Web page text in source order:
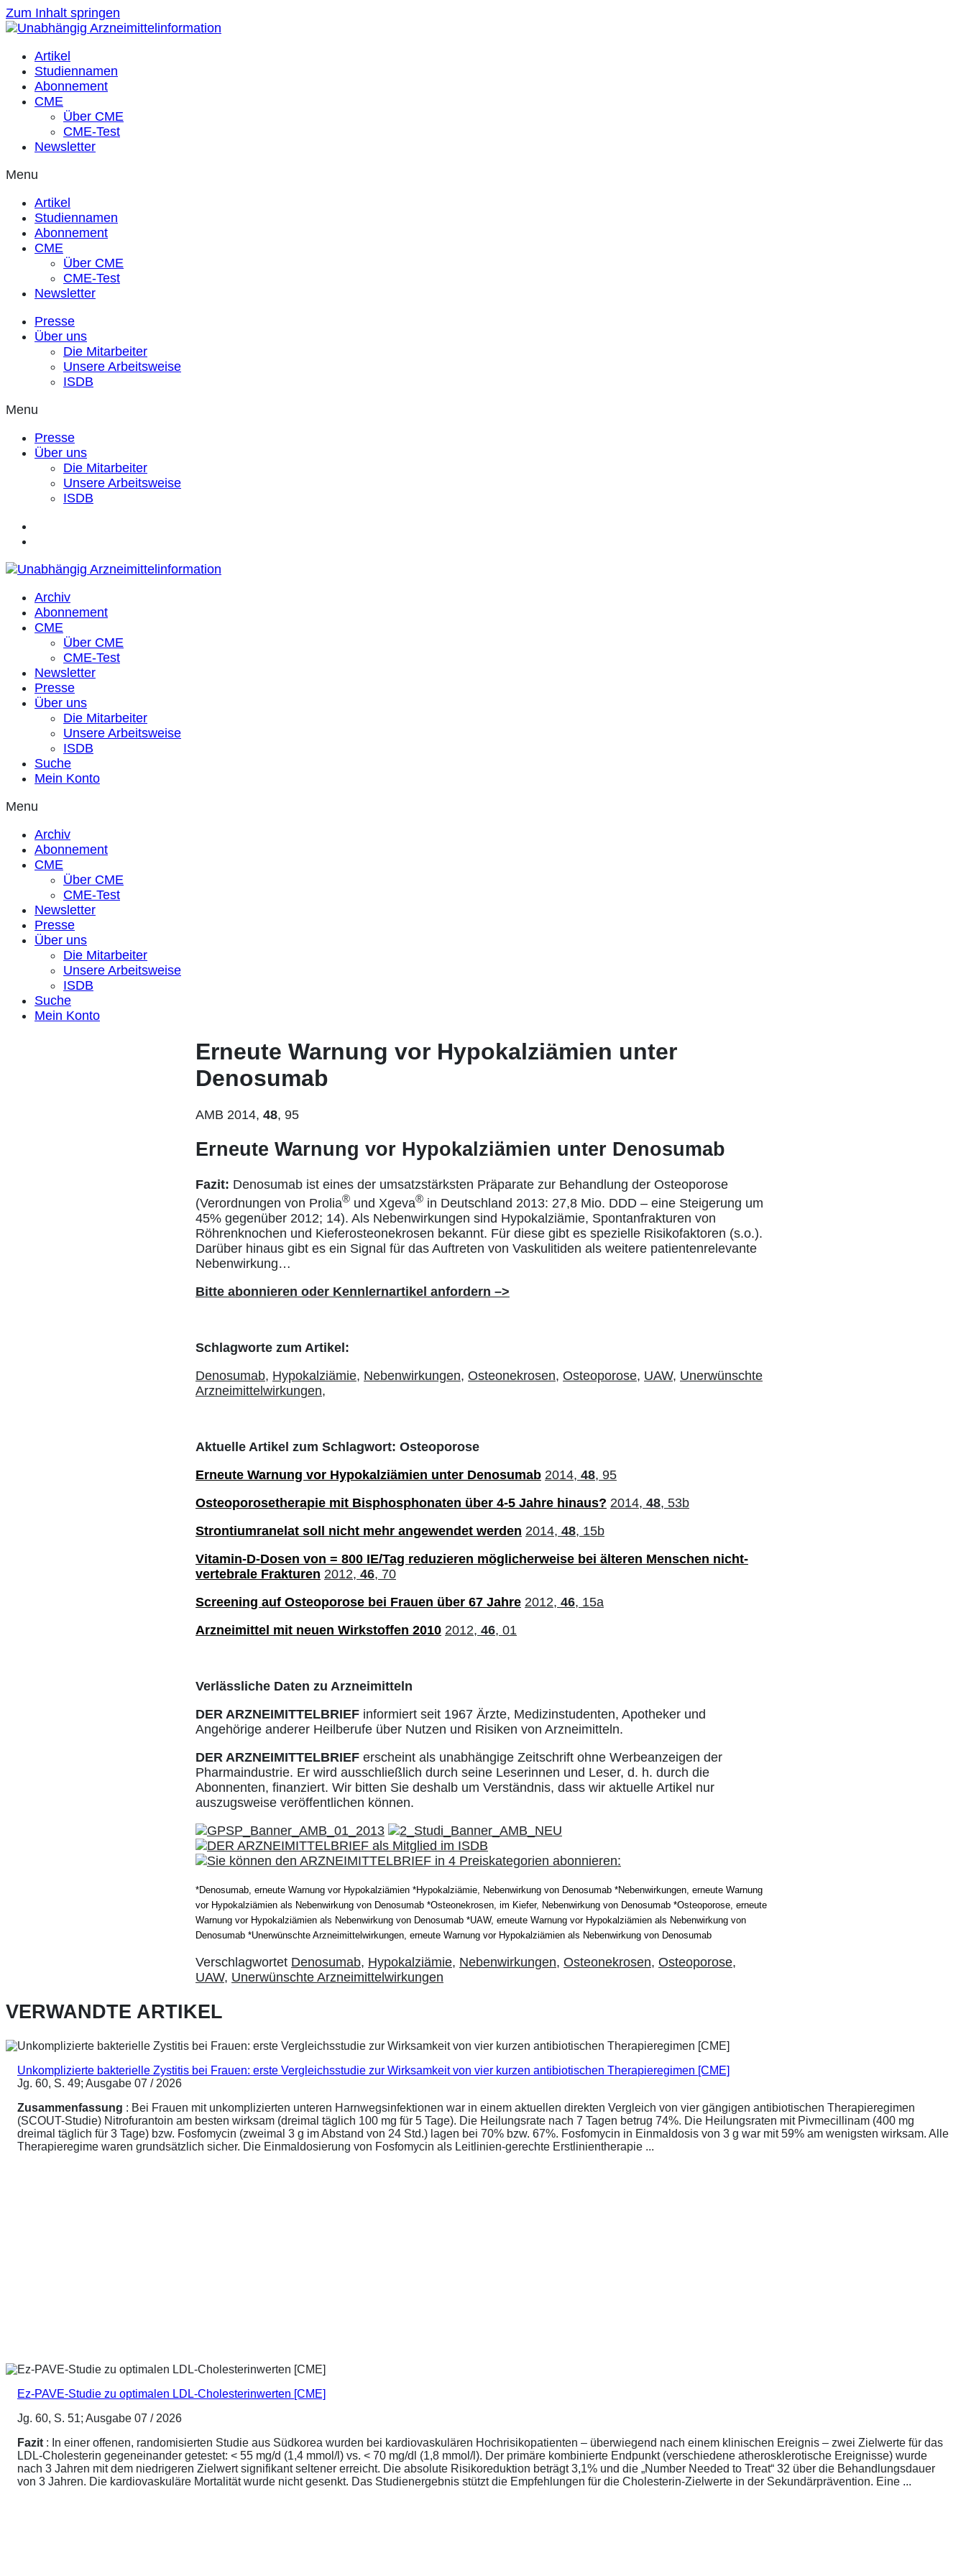
Zum Inhalt springen
Artikel
Studiennamen
Abonnement
CME
Über CME
CME-Test
Newsletter
Menu
Artikel
Studiennamen
Abonnement
CME
Über CME
CME-Test
Newsletter
Presse
Über uns
Die Mitarbeiter
Unsere Arbeitsweise
ISDB
Menu
Presse
Über uns
Die Mitarbeiter
Unsere Arbeitsweise
ISDB
Archiv
Abonnement
CME
Über CME
CME-Test
Newsletter
Presse
Über uns
Die Mitarbeiter
Unsere Arbeitsweise
ISDB
Suche
Mein Konto
Menu
Archiv
Abonnement
CME
Über CME
CME-Test
Newsletter
Presse
Über uns
Die Mitarbeiter
Unsere Arbeitsweise
ISDB
Suche
Mein Konto
Erneute Warnung vor Hypokalziämien unter
Denosumab
AMB 2014, 48, 95
Erneute Warnung vor Hypokalziämien unter Denosumab
Fazit: Denosumab ist eines der umsatzstärksten Präparate zur Behandlung der Osteoporose
(Verordnungen von Prolia® und Xgeva® in Deutschland 2013: 27,8 Mio. DDD – eine Steigerung um
45% gegenüber 2012; 14). Als Nebenwirkungen sind Hypokalziämie, Spontanfrakturen von
Röhrenknochen und Kieferosteonekrosen bekannt. Für diese gibt es spezielle Risikofaktoren (s.o.).
Darüber hinaus gibt es ein Signal für das Auftreten von Vaskulitiden als weitere patientenrelevante
Nebenwirkung…
Bitte abonnieren oder Kennlernartikel anfordern –>
Schlagworte zum Artikel:
Denosumab, Hypokalziämie, Nebenwirkungen, Osteonekrosen, Osteoporose, UAW, Unerwünschte
Arzneimittelwirkungen,
Aktuelle Artikel zum Schlagwort: Osteoporose
Erneute Warnung vor Hypokalziämien unter Denosumab 2014, 48, 95
Osteoporosetherapie mit Bisphosphonaten über 4-5 Jahre hinaus? 2014, 48, 53b
Strontiumranelat soll nicht mehr angewendet werden 2014, 48, 15b
Vitamin-D-Dosen von = 800 IE/Tag reduzieren möglicherweise bei älteren Menschen nicht-
vertebrale Frakturen 2012, 46, 70
Screening auf Osteoporose bei Frauen über 67 Jahre 2012, 46, 15a
Arzneimittel mit neuen Wirkstoffen 2010 2012, 46, 01
Verlässliche Daten zu Arzneimitteln
DER ARZNEIMITTELBRIEF informiert seit 1967 Ärzte, Medizinstudenten, Apotheker und
Angehörige anderer Heilberufe über Nutzen und Risiken von Arzneimitteln.
DER ARZNEIMITTELBRIEF erscheint als unabhängige Zeitschrift ohne Werbeanzeigen der
Pharmaindustrie. Er wird ausschließlich durch seine Leserinnen und Leser, d. h. durch die
Abonnenten, finanziert. Wir bitten Sie deshalb um Verständnis, dass wir aktuelle Artikel nur
auszugsweise veröffentlichen können.
*Denosumab, erneute Warnung vor Hypokalziämien *Hypokalziämie, Nebenwirkung von Denosumab *Nebenwirkungen, erneute Warnung
vor Hypokalziämien als Nebenwirkung von Denosumab *Osteonekrosen, im Kiefer, Nebenwirkung von Denosumab *Osteoporose, erneute
Warnung vor Hypokalziämien als Nebenwirkung von Denosumab *UAW, erneute Warnung vor Hypokalziämien als Nebenwirkung von
Denosumab *Unerwünschte Arzneimittelwirkungen, erneute Warnung vor Hypokalziämien als Nebenwirkung von Denosumab
Verschlagwortet Denosumab, Hypokalziämie, Nebenwirkungen, Osteonekrosen, Osteoporose,
UAW, Unerwünschte Arzneimittelwirkungen
VERWANDTE ARTIKEL
Unkomplizierte bakterielle Zystitis bei Frauen: erste Vergleichsstudie zur Wirksamkeit von vier kurzen antibiotischen Therapieregimen [CME]
Jg. 60, S. 49; Ausgabe 07 / 2026
Zusammenfassung : Bei Frauen mit unkomplizierten unteren Harnwegsinfektionen war in einem aktuellen direkten Vergleich von vier gängigen antibiotischen Therapieregimen
(SCOUT-Studie) Nitrofurantoin am besten wirksam (dreimal täglich 100 mg für 5 Tage). Die Heilungsrate nach 7 Tagen betrug 74%. Die Heilungsraten mit Pivmecillinam (400 mg
dreimal täglich für 3 Tage) bzw. Fosfomycin (zweimal 3 g im Abstand von 24 Std.) lagen bei 70% bzw. 67%. Fosfomycin in Einmaldosis von 3 g war mit 59% am wenigsten wirksam. Alle
Therapieregime waren grundsätzlich sicher. Die Einmaldosierung von Fosfomycin als Leitlinien-gerechte Erstlinientherapie ...
Ez-PAVE-Studie zu optimalen LDL-Cholesterinwerten [CME]
Jg. 60, S. 51; Ausgabe 07 / 2026
Fazit : In einer offenen, randomisierten Studie aus Südkorea wurden bei kardiovaskulären Hochrisikopatienten – überwiegend nach einem klinischen Ereignis – zwei Zielwerte für das
LDL-Cholesterin gegeneinander getestet: < 55 mg/d (1,4 mmol/l) vs. < 70 mg/dl (1,8 mmol/l). Der primäre kombinierte Endpunkt (verschiedene atherosklerotische Ereignisse) wurde
nach 3 Jahren mit dem niedrigeren Zielwert signifikant seltener erreicht. Die absolute Risikoreduktion beträgt 3,1% und die „Number Needed to Treat“ 32 über die Behandlungsdauer
von 3 Jahren. Die kardiovaskuläre Mortalität wurde nicht gesenkt. Das Studienergebnis stützt die Empfehlungen für die Cholesterin-Zielwerte in der Sekundärprävention. Eine ...